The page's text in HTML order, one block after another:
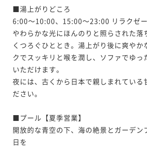
■湯上がりどころ
6:00～10:00、15:00～23:00 リラクゼ
やわらかな光にほんのりと照らされた落
くつろぐひととき。湯上がり後に爽やか
クでスッキリと喉を潤し、ソファでゆっ
いただけます。
夜には、古くから日本で親しまれている
ださい。
■プール【夏季営業】
開放的な青空の下、海の絶景とガーデン
日を